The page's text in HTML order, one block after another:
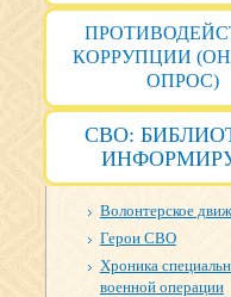
КОРРУПЦИИ
ОПРОС)
СВО:
Волонтерское
Герои СВО
Хроника
военной операции